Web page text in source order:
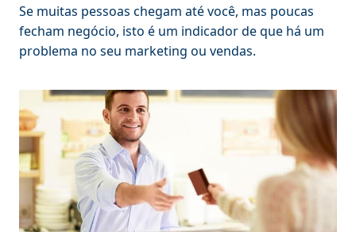
Se muitas pessoas chegam até você, mas poucas
fecham negócio, isto é um indicador de que há um
problema no seu marketing ou vendas.